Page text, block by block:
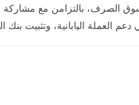
الصرف، بالتزامن مع مشاركة
دعم العملة اليابانية، وتثبيت بنك